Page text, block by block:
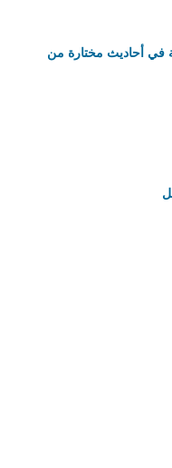
في أحاديث مختارة من